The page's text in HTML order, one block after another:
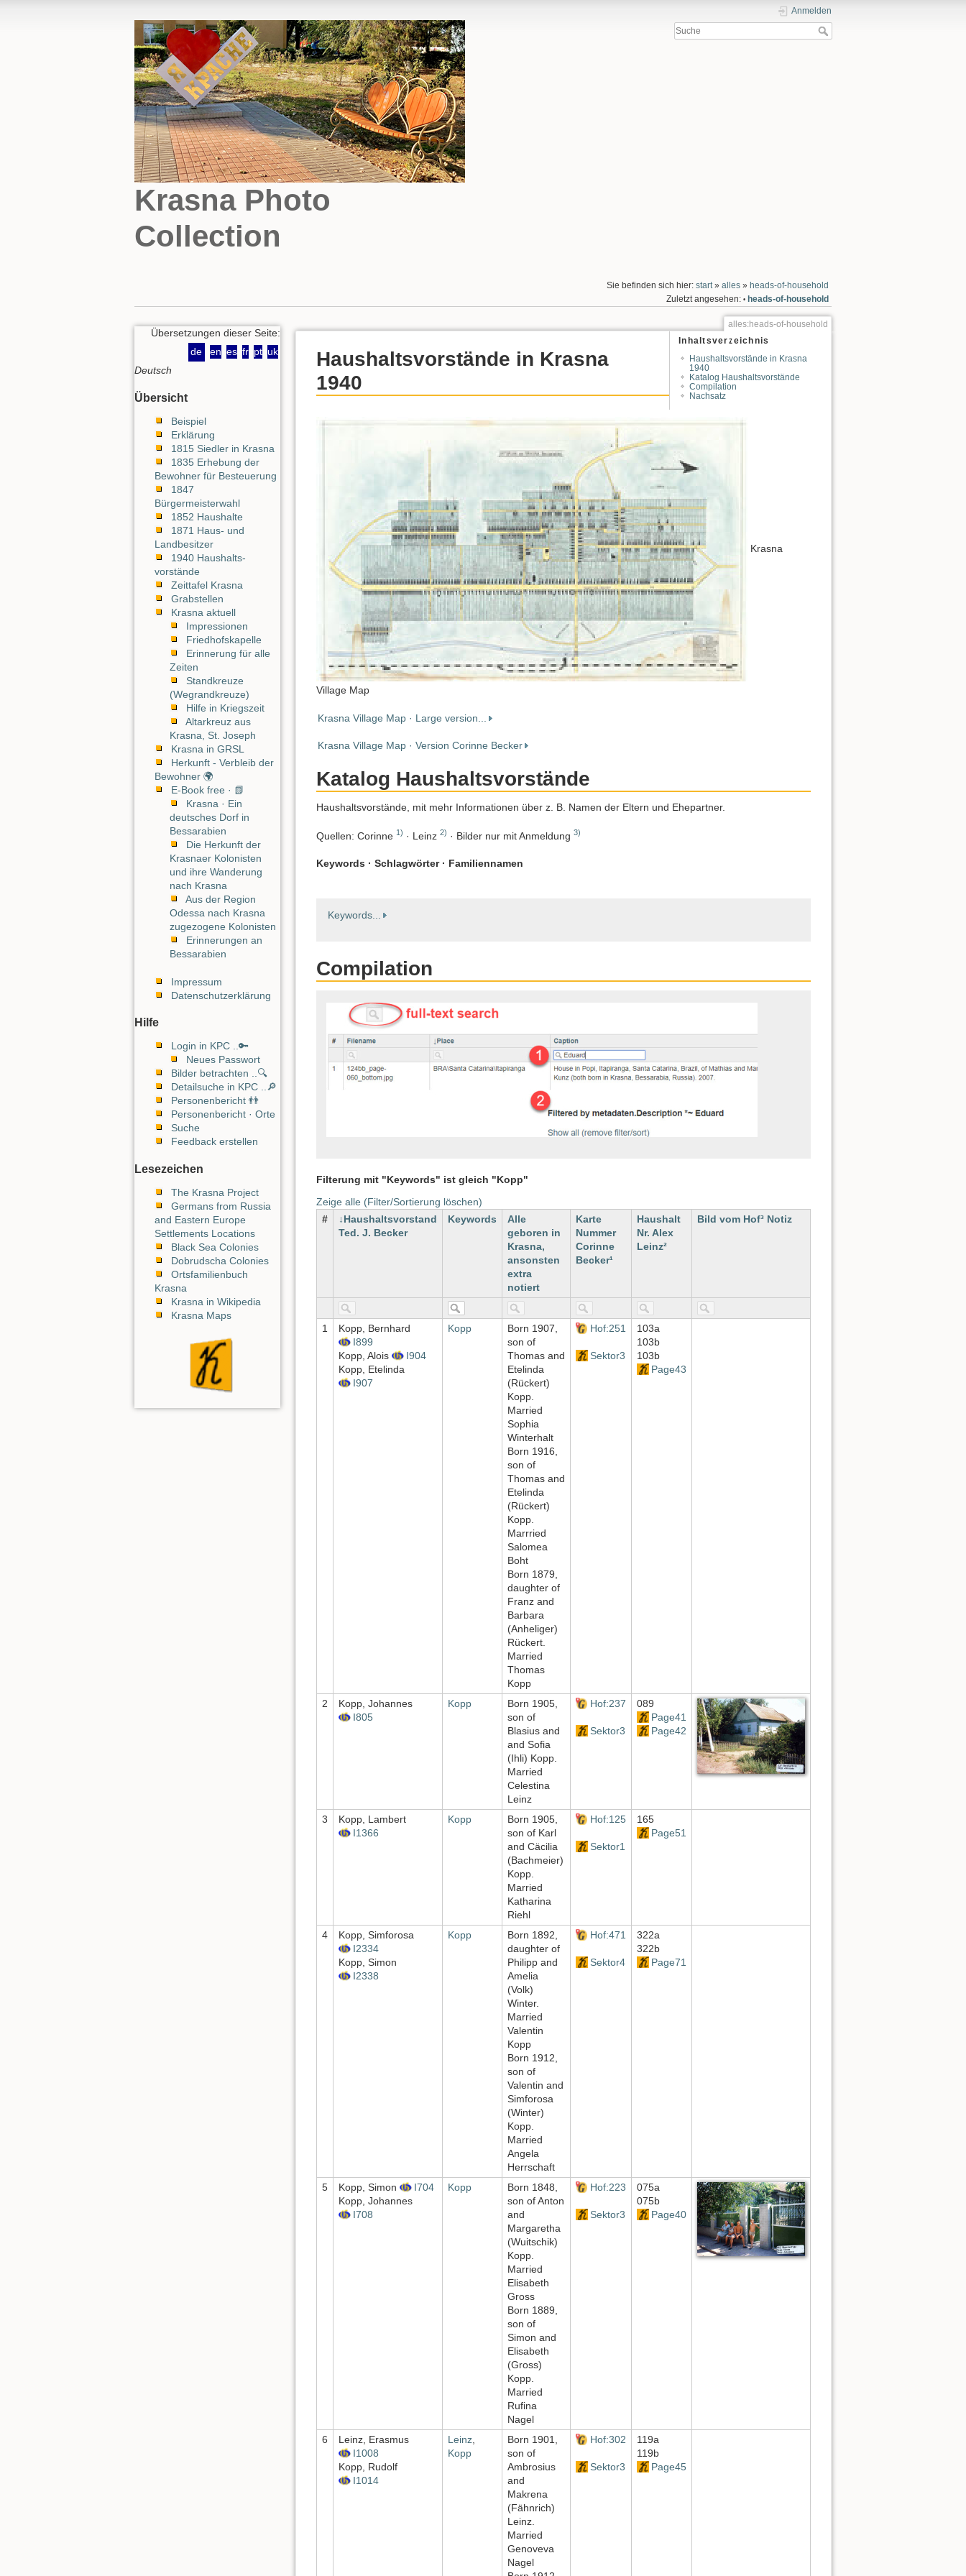
Krasna Photo
Collection
Anmelden
Sie befinden sich hier: start» alles» heads-of-household
Zuletzt angesehen: • heads-of-household
Übersetzungen dieser Seite:
de
en es fr pt uk
Deutsch
Übersicht
Beispiel
Erklärung
1815 Siedler in Krasna
1835 Erhebung der
Bewohner für Besteuerung
1847
Bürgermeisterwahl
1852 Haushalte
1871 Haus- und
Landbesitzer
1940 Haushalts-
vorstände
Zeittafel Krasna
Grabstellen
Krasna aktuell
Impressionen
Friedhofskapelle
Erinnerung für alle
Zeiten
Standkreuze
(Wegrandkreuze)
Hilfe in Kriegszeit
Altarkreuz aus
Krasna, St. Joseph
Krasna in GRSL
Herkunft - Verbleib der
Bewohner 🌍
E-Book free · 📗
Krasna · Ein
deutsches Dorf in
Bessarabien
Die Herkunft der
Krasnaer Kolonisten
und ihre Wanderung
nach Krasna
Aus der Region
Odessa nach Krasna
zugezogene Kolonisten
Erinnerungen an
Bessarabien
Impressum
Datenschutzerklärung
Hilfe
Login in KPC ..🔑
Neues Passwort
Bilder betrachten ..🔍
Detailsuche in KPC ..🔎
Personenbericht 👬
Personenbericht · Orte
Suche
Feedback erstellen
Lesezeichen
The Krasna Project
Germans from Russia
and Eastern Europe
Settlements Locations
Black Sea Colonies
Dobrudscha Colonies
Ortsfamilienbuch
Krasna
Krasna in Wikipedia
Krasna Maps
alles:heads-of-household
Inhaltsverzeichnis
Haushaltsvorstände in Krasna
1940
Katalog Haushaltsvorstände
Compilation
Nachsatz
Haushaltsvorstände in Krasna
1940
Krasna
Village Map
Krasna Village Map · Large version...
Krasna Village Map · Version Corinne Becker
Katalog Haushaltsvorstände
Haushaltsvorstände, mit mehr Informationen über z. B. Namen der Eltern und Ehepartner.
Quellen: Corinne 1) · Leinz 2) · Bilder nur mit Anmeldung 3)
Keywords · Schlagwörter · Familiennamen
Keywords...
Compilation
Filterung mit "Keywords" ist gleich "Kopp"
Zeige alle (Filter/Sortierung löschen)
#
Haushaltsvorstand
Ted. J. Becker
Keywords
Alle
geboren in
Krasna,
ansonsten
extra
notiert
Karte
Nummer
Corinne
Becker¹
Haushalt
Nr. Alex
Leinz²
Bild vom Hof³ Notiz
1
Kopp, Bernhard
I899
Kopp, Alois
I904
Kopp, Etelinda
I907
Kopp
Born 1907,
son of
Thomas and
Etelinda
(Rückert)
Kopp.
Married
Sophia
Winterhalt
Born 1916,
son of
Thomas and
Etelinda
(Rückert)
Kopp.
Marrried
Salomea
Boht
Born 1879,
daughter of
Franz and
Barbara
(Anheliger)
Rückert.
Married
Thomas
Kopp
Hof:251
Sektor3
103a
103b
103b
Page43
2
Kopp, Johannes
I805
Kopp
Born 1905,
son of
Blasius and
and Sofia
(Ihli) Kopp.
Married
Celestina
Leinz
Hof:237
Sektor3
089
Page41
Page42
3
Kopp, Lambert
I1366
Kopp
Born 1905,
son of Karl
and Cäcilia
(Bachmeier)
Kopp.
Married
Katharina
Riehl
Hof:125
Sektor1
165
Page51
4
Kopp, Simforosa
I2334
Kopp, Simon
I2338
Kopp
Born 1892,
daughter of
Philipp and
Amelia
(Volk)
Winter.
Married
Valentin
Kopp
Born 1912,
son of
Valentin and
Simforosa
(Winter)
Kopp.
Married
Angela
Herrschaft
Hof:471
Sektor4
322a
322b
Page71
5 Kopp, Simon
I704
Kopp, Johannes
I708
Kopp
Born 1848,
son of Anton
and
Margaretha
(Wuitschik)
Kopp.
Married
Elisabeth
Gross
Born 1889,
son of
Simon and
Elisabeth
(Gross)
Kopp.
Married
Rufina
Nagel
Hof:223
Sektor3
075a
075b
Page40
6
Leinz, Erasmus
I1008
Kopp, Rudolf
I1014
Leinz
Kopp
Born 1901,
son of
Ambrosius
and
Makrena
(Fähnrich)
Leinz.
Married
Genoveva
Nagel
Hof:302
Sektor3
119a
119b
Page45